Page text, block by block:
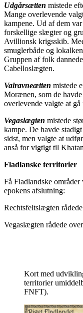
Udgårsætten mistede
Mange overlevende
kampene. Ud af dem
forskellige slægter og
Avillionsk krigsskib.
smuglerbåde og
Gruppen af folk
Cabelloslægten.
Valravneætten mistede
Morænen, som de
overlevende valgte at
Vegaslægten mistede
kampe. De havde
sidst, men valgte at
anså for vigtigt til
Fladlanske territorier
Få Fladlandske
epokens afslutning:
Rechtsfeltslægten
Vegaslægten rådede
Kort med
territorier
FNFT).